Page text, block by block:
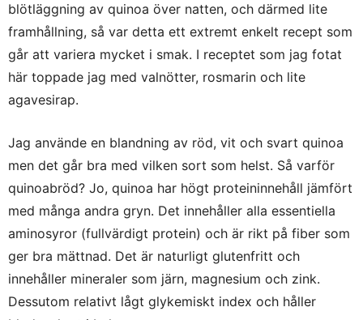
blötläggning av quinoa över natten, och därmed lite
framhållning, så var detta ett extremt enkelt recept som
går att variera mycket i smak. I receptet som jag fotat
här toppade jag med valnötter, rosmarin och lite
agavesirap.
Jag använde en blandning av röd, vit och svart quinoa
men det går bra med vilken sort som helst. Så varför
quinoabröd? Jo, quinoa har högt proteininnehåll jämfört
med många andra gryn. Det innehåller alla essentiella
aminosyror (fullvärdigt protein) och är rikt på fiber som
ger bra mättnad. Det är naturligt glutenfritt och
innehåller mineraler som järn, magnesium och zink.
Dessutom relativt lågt glykemiskt index och håller